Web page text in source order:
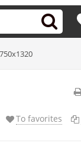
To favorites